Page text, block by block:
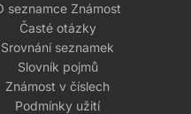
seznamce Známost
Časté otázky
Srovnání seznamek
Slovník pojmů
Známost v číslech
Podmínky užití